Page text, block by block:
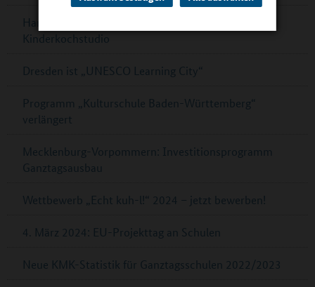
Hamburg: Mehr Platz, schöne Räume und ein
Kinderkochstudio
Dresden ist „UNESCO Learning City“
Programm „Kulturschule Baden-Württemberg“
verlängert
Mecklenburg-Vorpommern: Investitionsprogramm
Ganztagsausbau
Wettbewerb „Echt kuh-l!“ 2024 – jetzt bewerben!
4. März 2024: EU-Projekttag an Schulen
Neue KMK-Statistik für Ganztagsschulen 2022/2023